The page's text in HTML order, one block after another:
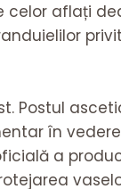
celor aflați
Postul
în
a